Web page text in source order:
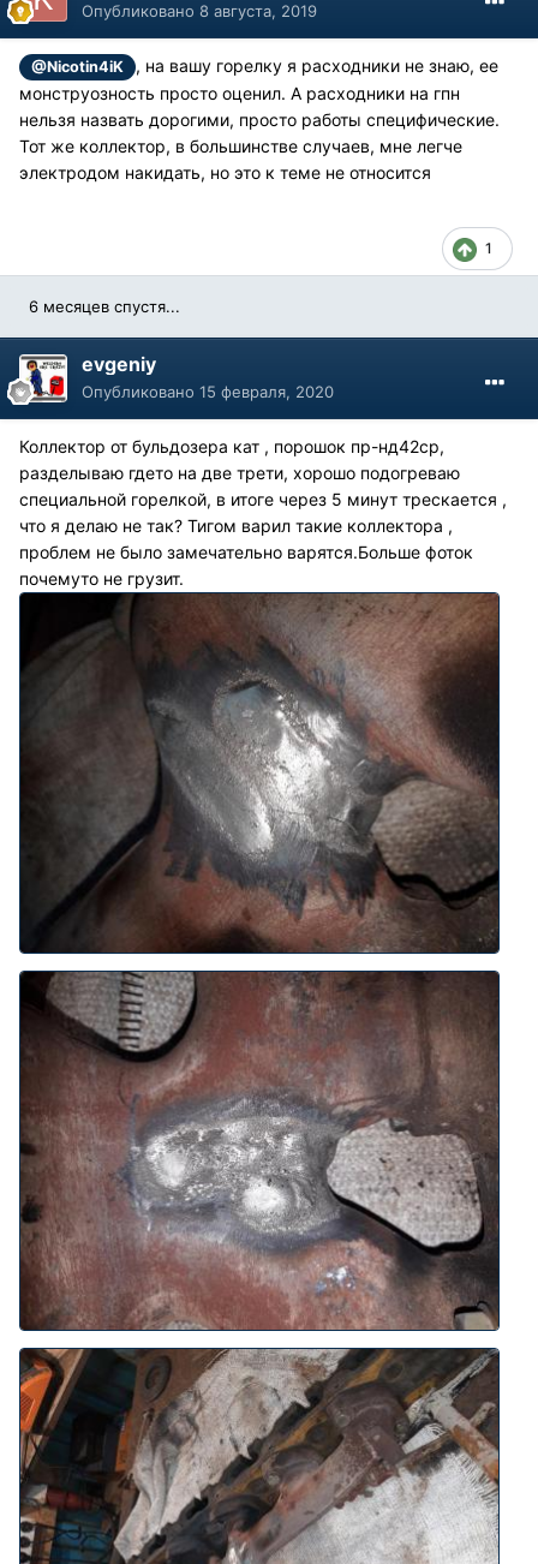
Опубликовано 8 августа, 2019
@Nicotin4iK
, на вашу горелку я расходники не знаю, ее
монструозность просто оценил. А расходники на гпн
нельзя назвать дорогими, просто работы специфические.
Тот же коллектор, в большинстве случаев, мне легче
электродом накидать, но это к теме не относится
1
6 месяцев спустя...
evgeniy
Опубликовано 15 февраля, 2020
Коллектор от бульдозера кат , порошок пр-нд42ср,
разделываю гдето на две трети, хорошо подогреваю
специальной горелкой, в итоге через 5 минут трескается ,
что я делаю не так? Тигом варил такие коллектора ,
проблем не было замечательно варятся.Больше фоток
почемуто не грузит.